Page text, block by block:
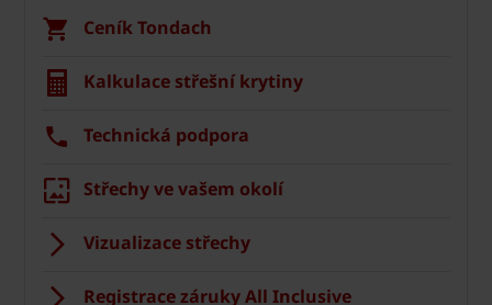
Ceník Tondach
Kalkulace střešní krytiny
Technická podpora
Střechy ve vašem okolí
Vizualizace střechy
Registrace záruky All Inclusive